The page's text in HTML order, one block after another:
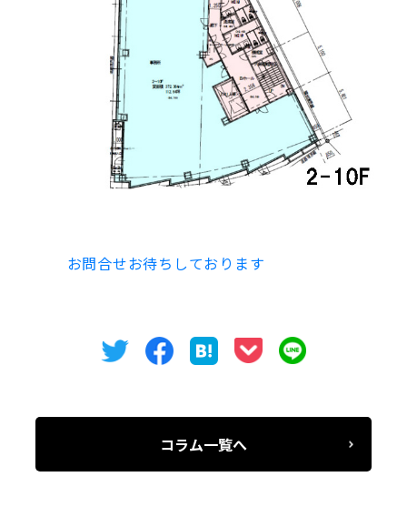
お問合せお待ちしております。
コラム一覧へ